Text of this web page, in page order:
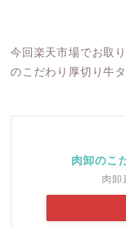
今回楽天市場でお取
のこだわり厚切り牛
肉卸のこ
肉卸